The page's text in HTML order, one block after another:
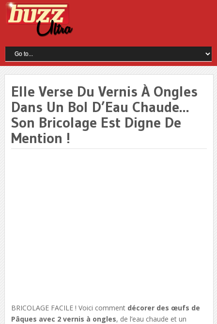
Elle Verse Du Vernis À Ongles
Dans Un Bol D’Eau Chaude…
Son Bricolage Est Digne De
Mention !
BRICOLAGE FACILE ! Voici comment décorer des œufs de
Pâques avec 2 vernis à ongles, de l’eau chaude et un